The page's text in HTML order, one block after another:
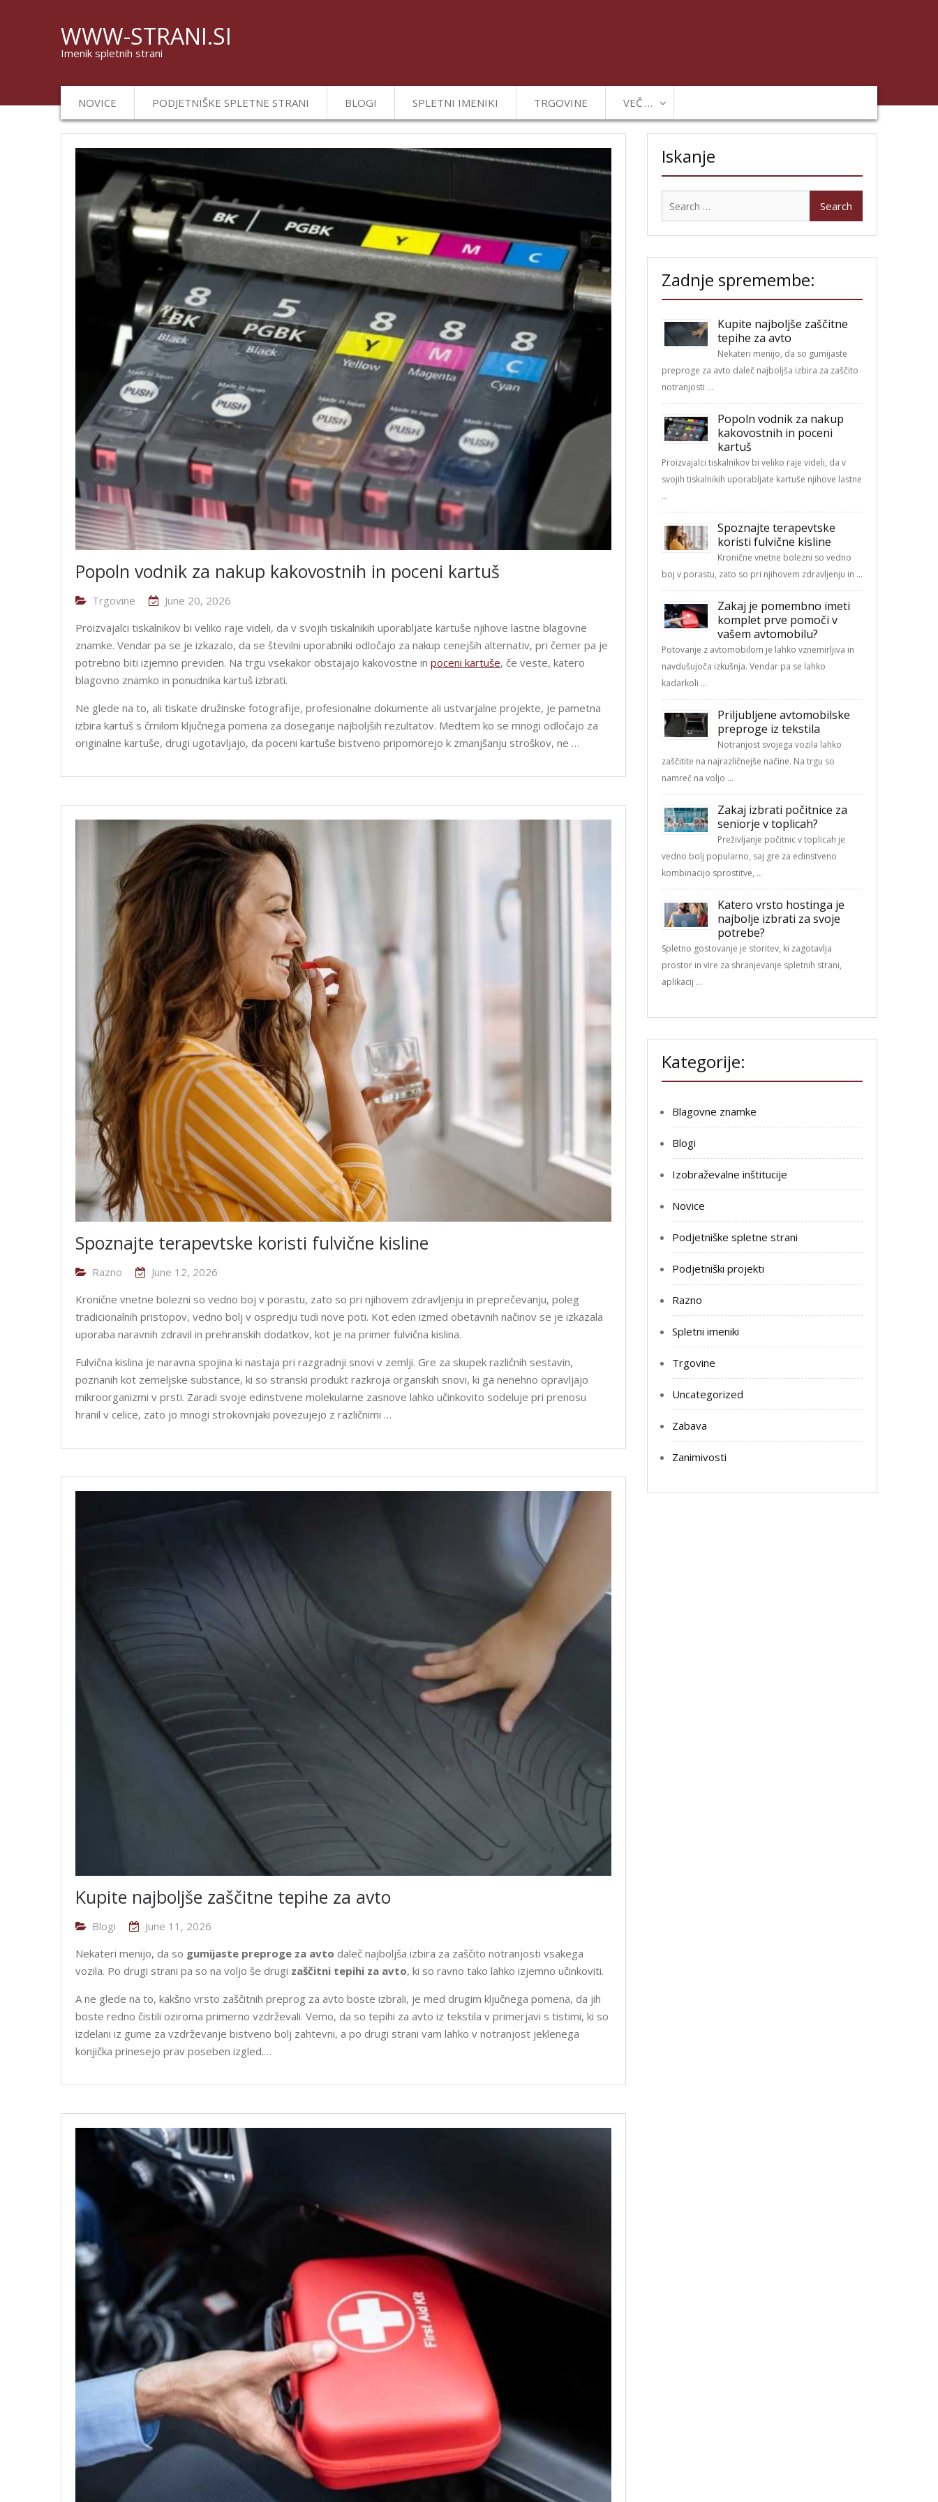
WWW-STRANI.SI
Imenik spletnih strani
NOVICE PODJETNIŠKE SPLETNE STRANI BLOGI SPLETNI IMENIKI TRGOVINE VEČ …
Popoln vodnik za nakup kakovostnih in poceni kartuš
Trgovine
June 20, 2026
Proizvajalci tiskalnikov bi veliko raje videli, da v svojih tiskalnikih uporabljate kartuše njihove lastne blagovne
znamke. Vendar pa se je izkazalo, da se številni uporabniki odločajo za nakup cenejših alternativ, pri čemer pa je
potrebno biti izjemno previden. Na trgu vsekakor obstajajo kakovostne in poceni kartuše, če veste, katero
blagovno znamko in ponudnika kartuš izbrati.
Ne glede na to, ali tiskate družinske fotografije, profesionalne dokumente ali ustvarjalne projekte, je pametna
izbira kartuš s črnilom ključnega pomena za doseganje najboljših rezultatov. Medtem ko se mnogi odločajo za
originalne kartuše, drugi ugotavljajo, da poceni kartuše bistveno pripomorejo k zmanjšanju stroškov, ne …
Spoznajte terapevtske koristi fulvične kisline
Razno
June 12, 2026
Kronične vnetne bolezni so vedno boj v porastu, zato so pri njihovem zdravljenju in preprečevanju, poleg
tradicionalnih pristopov, vedno bolj v ospredju tudi nove poti. Kot eden izmed obetavnih načinov se je izkazala
uporaba naravnih zdravil in prehranskih dodatkov, kot je na primer fulvična kislina.
Fulvična kislina je naravna spojina ki nastaja pri razgradnji snovi v zemlji. Gre za skupek različnih sestavin,
poznanih kot zemeljske substance, ki so stranski produkt razkroja organskih snovi, ki ga nenehno opravljajo
mikroorganizmi v prsti. Zaradi svoje edinstvene molekularne zasnove lahko učinkovito sodeluje pri prenosu
hranil v celice, zato jo mnogi strokovnjaki povezujejo z različnimi …
Kupite najboljše zaščitne tepihe za avto
Blogi
June 11, 2026
Nekateri menijo, da so gumijaste preproge za avto daleč najboljša izbira za zaščito notranjosti vsakega
vozila. Po drugi strani pa so na voljo še drugi zaščitni tepihi za avto, ki so ravno tako lahko izjemno učinkoviti.
A ne glede na to, kakšno vrsto zaščitnih preprog za avto boste izbrali, je med drugim ključnega pomena, da jih
boste redno čistili oziroma primerno vzdrževali. Vemo, da so tepihi za avto iz tekstila v primerjavi s tistimi, ki so
izdelani iz gume za vzdrževanje bistveno bolj zahtevni, a po drugi strani vam lahko v notranjost jeklenega
konjička prinesejo prav poseben izgled.…
Iskanje
Zadnje spremembe:
Kupite najboljše zaščitne
tepihe za avto
Nekateri menijo, da so gumijaste
preproge za avto daleč najboljša izbira za zaščito
notranjosti …
Popoln vodnik za nakup
kakovostnih in poceni
kartuš
Proizvajalci tiskalnikov bi veliko raje videli, da v
svojih tiskalnikih uporabljate kartuše njihove lastne
…
Spoznajte terapevtske
koristi fulvične kisline
Kronične vnetne bolezni so vedno
boj v porastu, zato so pri njihovem zdravljenju in …
Zakaj je pomembno imeti
komplet prve pomoči v
vašem avtomobilu?
Potovanje z avtomobilom je lahko vznemirljiva in
navdušujoča izkušnja. Vendar pa se lahko
kadarkoli …
Priljubljene avtomobilske
preproge iz tekstila
Notranjost svojega vozila lahko
zaščitite na najrazličnejše načine. Na trgu so
namreč na voljo …
Zakaj izbrati počitnice za
seniorje v toplicah?
Preživljanje počitnic v toplicah je
vedno bolj popularno, saj gre za edinstveno
kombinacijo sprostitve, …
Katero vrsto hostinga je
najbolje izbrati za svoje
potrebe?
Spletno gostovanje je storitev, ki zagotavlja
prostor in vire za shranjevanje spletnih strani,
aplikacij …
Kategorije:
Blagovne znamke
Blogi
Izobraževalne inštitucije
Novice
Podjetniške spletne strani
Podjetniški projekti
Razno
Spletni imeniki
Trgovine
Uncategorized
Zabava
Zanimivosti